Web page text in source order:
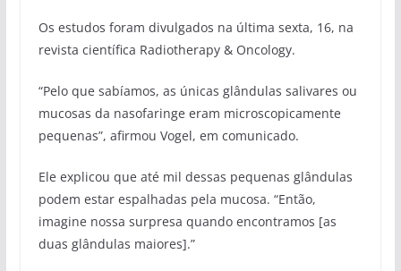
Os estudos foram divulgados na última sexta, 16, na
revista científica Radiotherapy & Oncology.
“Pelo que sabíamos, as únicas glândulas salivares ou
mucosas da nasofaringe eram microscopicamente
pequenas”, afirmou Vogel, em comunicado.
Ele explicou que até mil dessas pequenas glândulas
podem estar espalhadas pela mucosa. “Então,
imagine nossa surpresa quando encontramos [as
duas glândulas maiores].”